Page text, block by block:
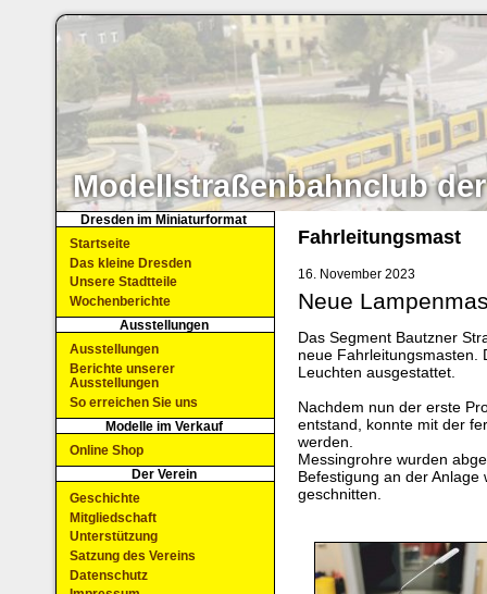
Modellstraßenbahnclub der
Fahrleitungsmast
16. November 2023
Neue
Das Segment Bautzner
neue Fahrleitungsmasten.
Leuchten ausgestattet.
Nachdem nun der erste
entstand, konnte mit der
werden.
Messingrohre wurden
Befestigung an der
geschnitten.
Dresden im Miniaturformat
Startseite
Das kleine Dresden
Unsere Stadtteile
Wochenberichte
Ausstellungen
Ausstellungen
Berichte unserer
Ausstellungen
So erreichen Sie uns
Modelle im Verkauf
Online Shop
Der Verein
Geschichte
Mitgliedschaft
Unterstützung
Satzung des Vereins
Datenschutz